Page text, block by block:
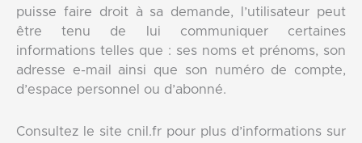
puisse faire droit à sa demande, l’utilisateur peut
être tenu de lui communiquer certaines
informations telles que : ses noms et prénoms, son
adresse e-mail ainsi que son numéro de compte,
d’espace personnel ou d’abonné.
Consultez le site cnil.fr pour plus d’informations sur